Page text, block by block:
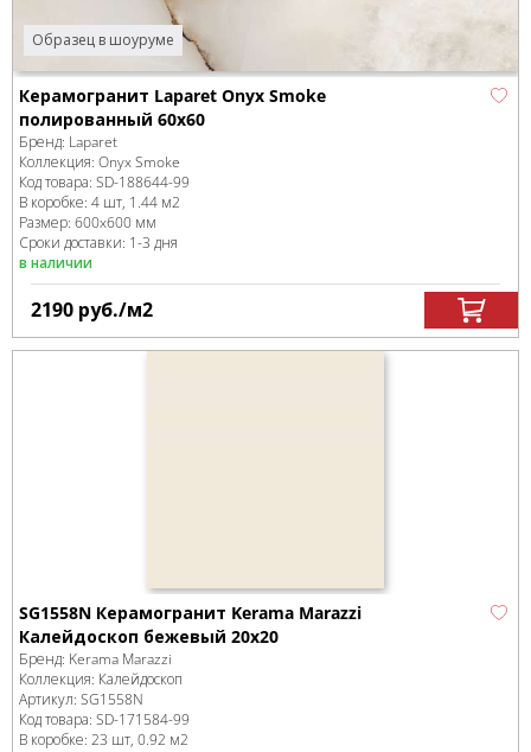
Образец в шоуруме
Керамогранит Laparet Onyx Smoke
полированный 60x60
Бренд: Laparet
Коллекция: Onyx Smoke
Код товара: SD-188644-99
В коробке: 4 шт, 1.44 м2
Размер: 600x600 мм
Сроки доставки: 1-3 дня
в наличии
2190 руб./м2
SG1558N Керамогранит Kerama Marazzi
Калейдоскоп бежевый 20х20
Бренд: Kerama Marazzi
Коллекция: Калейдоскоп
Артикул: SG1558N
Код товара: SD-171584-99
В коробке: 23 шт, 0.92 м2